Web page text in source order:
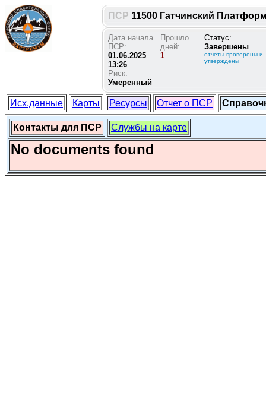
ПСР 11500 Гатчинский
Дата начала
ПСР:
01.06.2025
13:26
Риск:
Умеренный
Прошло
дней:
1
Статус:
Завершены
отчеты проверены и
утверждены
Исх.данные Карты Ресурсы Отчет о ПСР
Контакты для ПСР Службы на карте
No documents found